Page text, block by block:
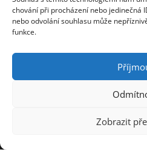
chování při procházení nebo jedinečná
nebo odvolání souhlasu může
funkce.
Zobrazit